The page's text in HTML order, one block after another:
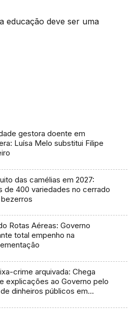
educação deve ser uma
gestora doente em
Luísa Melo substitui Filipe
das camélias em 2027:
de 400 variedades no cerrado
Rotas Aéreas: Governo
total empenho na
crime arquivada: Chega
explicações ao Governo pelo
dinheiros públicos em